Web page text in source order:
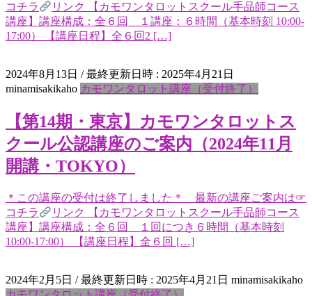
コチラ
リンク 【カモワンタロットスクール手品師コース
講座】講座構成：全６回 １講座：６時間（基本時刻 10:00-
17:00） 【講座日程】全６回2 […]
2024年8月13日 / 最終更新日時 : 2025年4月21日
minamisakikaho カモワンタロット講座（受付終了）
【第14期・東京】カモワンタロットス
クール公認講座のご案内（2024年11月
開講・TOKYO）
＊この講座の受付は終了しました＊ 最新の講座ご案内は☞
コチラ
リンク 【カモワンタロットスクール手品師コース
講座】講座構成：全６回 １回につき６時間（基本時刻
10:00-17:00） 【講座日程】全６回 […]
2024年2月5日 / 最終更新日時 : 2025年4月21日 minamisakikaho